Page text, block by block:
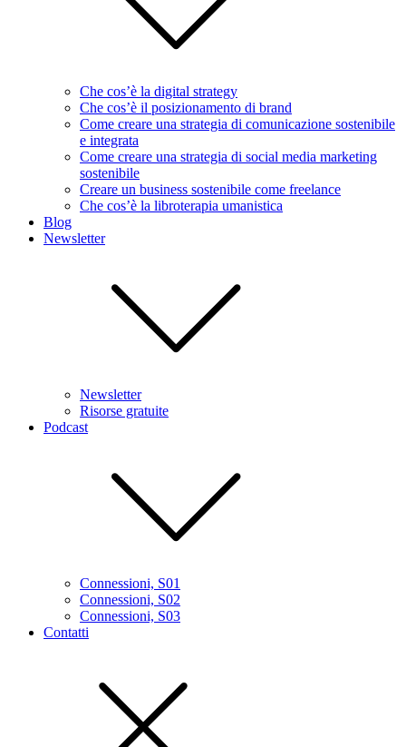
Che cos’è la digital strategy
Che cos’è il posizionamento di brand
Come creare una strategia di comunicazione sostenibile
e integrata
Come creare una strategia di social media marketing
sostenibile
Creare un business sostenibile come freelance
Che cos’è la libroterapia umanistica
Blog
Newsletter
Newsletter
Risorse gratuite
Podcast
Connessioni, S01
Connessioni, S02
Connessioni, S03
Contatti